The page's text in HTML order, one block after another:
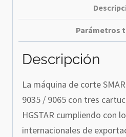
Parámetros
Descripción
La máquina de corte
9035 / 9065 con tres
HGSTAR cumpliendo con
internacionales de